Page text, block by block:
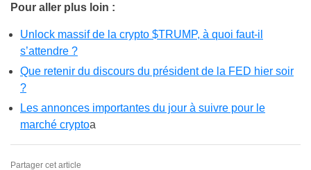
Pour aller plus loin :
Unlock massif de la crypto $TRUMP, à quoi faut-il
s’attendre ?
Que retenir du discours du président de la FED hier soir
?
Les annonces importantes du jour à suivre pour le
marché cryptoa
Partager cet article